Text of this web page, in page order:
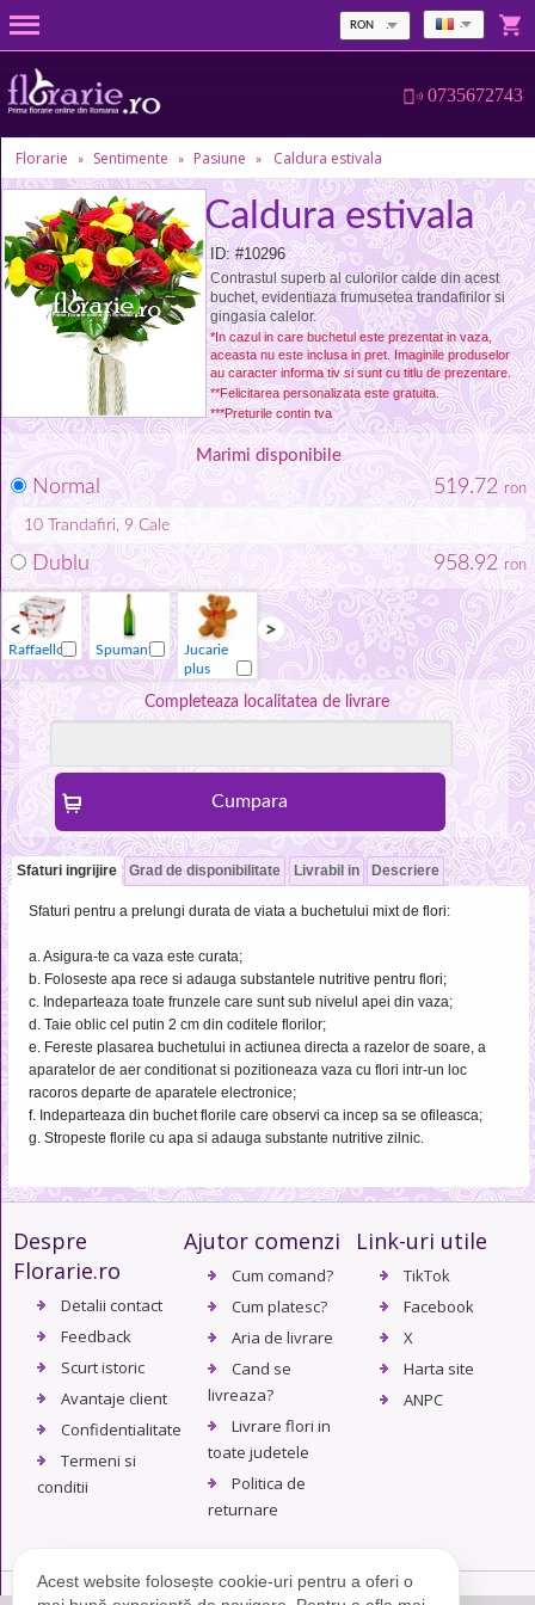
RON
0735672743
Florarie » Sentimente » Pasiune » Caldura estivala
Caldura estivala
ID: #10296
Contrastul superb al culorilor calde din acest
buchet, evidentiaza frumusetea trandafirilor si
gingasia calelor.
*In cazul in care buchetul este prezentat in vaza,
aceasta nu este inclusa in pret. Imaginile produselor
au caracter informa tiv si sunt cu titlu de prezentare.
**Felicitarea personalizata este gratuita.
***Preturile contin tva
Marimi disponibile
Normal 519.72 ron
10 Trandafiri, 9 Cale
Dublu 958.92 ron
Raffaello Spumant
Jucarie
plus
Vaza Raffaello Spumant
Completeaza localitatea de livrare
Sfaturi ingrijire Grad de disponibilitate Livrabil in Descriere
Sfaturi pentru a prelungi durata de viata a buchetului mixt de flori:
a. Asigura-te ca vaza este curata;
b. Foloseste apa rece si adauga substantele nutritive pentru flori;
c. Indeparteaza toate frunzele care sunt sub nivelul apei din vaza;
d. Taie oblic cel putin 2 cm din coditele florilor;
e. Fereste plasarea buchetului in actiunea directa a razelor de soare, a
aparatelor de aer conditionat si pozitioneaza vaza cu flori intr-un loc
racoros departe de aparatele electronice;
f. Indeparteaza din buchet florile care observi ca incep sa se ofileasca;
g. Stropeste florile cu apa si adauga substante nutritive zilnic.
Despre
Florarie.ro
Detalii contact
Feedback
Scurt istoric
Avantaje client
Confidentialitate
Termeni si
conditii
Ajutor comenzi
Cum comand?
Cum platesc?
Aria de livrare
Cand se
livreaza?
Livrare flori in
toate judetele
Politica de
returnare
Link-uri utile
TikTok
Facebook
X
Harta site
ANPC
Acest website folosește cookie-uri pentru a oferi o